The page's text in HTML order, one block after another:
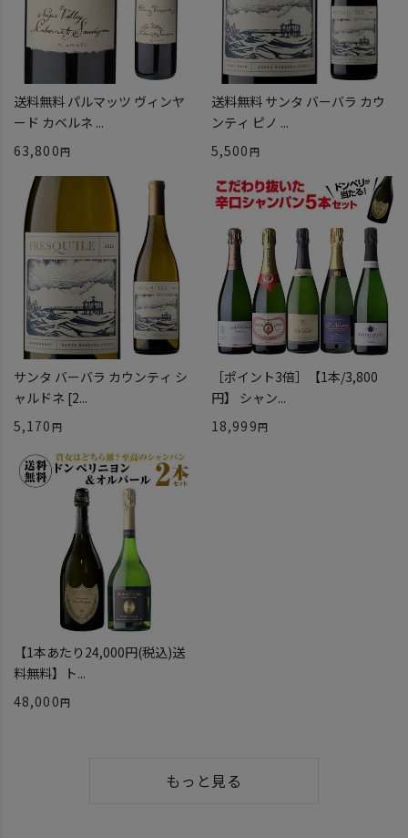
送料無料 パルマッツ ヴィンヤ
ード カベルネ ...
63,800
送料無料 サンタ バーバラ カウ
ンティ ピノ ...
5,500
サンタ バーバラ カウンティ シ
ャルドネ [2...
5,170
［ポイント3倍］【1本/3,800
円】 シャン...
18,999
【1本あたり24,000円(税込)送
料無料】ト...
48,000
もっと見る